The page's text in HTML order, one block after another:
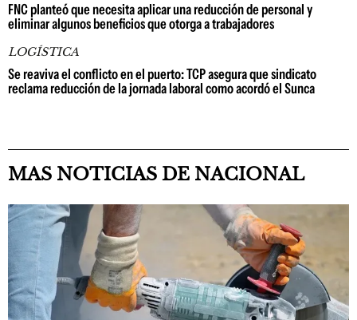
FNC planteó que necesita aplicar una reducción de personal y
eliminar algunos beneficios que otorga a trabajadores
LOGÍSTICA
Se reaviva el conflicto en el puerto: TCP asegura que sindicato
reclama reducción de la jornada laboral como acordó el Sunca
MAS NOTICIAS DE NACIONAL